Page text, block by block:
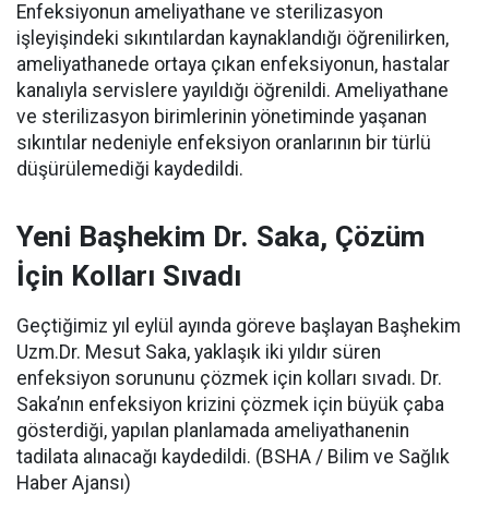
Enfeksiyonun ameliyathane ve sterilizasyon
işleyişindeki sıkıntılardan kaynaklandığı öğrenilirken,
ameliyathanede ortaya çıkan enfeksiyonun, hastalar
kanalıyla servislere yayıldığı öğrenildi. Ameliyathane
ve sterilizasyon birimlerinin yönetiminde yaşanan
sıkıntılar nedeniyle enfeksiyon oranlarının bir türlü
düşürülemediği kaydedildi.
Yeni Başhekim Dr. Saka, Çözüm
İçin Kolları Sıvadı
Geçtiğimiz yıl eylül ayında göreve başlayan Başhekim
Uzm.Dr. Mesut Saka, yaklaşık iki yıldır süren
enfeksiyon sorununu çözmek için kolları sıvadı. Dr.
Saka’nın enfeksiyon krizini çözmek için büyük çaba
gösterdiği, yapılan planlamada ameliyathanenin
tadilata alınacağı kaydedildi. (BSHA / Bilim ve Sağlık
Haber Ajansı)